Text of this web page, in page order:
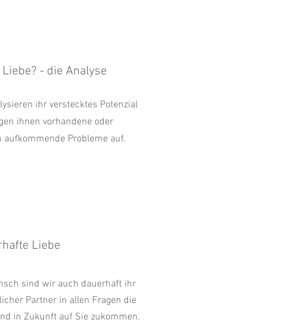
- die Analyse
ihr verstecktes Potenzial
ihnen vorhandene oder
aufkommende Probleme auf.
Liebe
sind wir auch dauerhaft ihr
Partner in allen Fragen die
in Zukunft auf Sie zukommen.